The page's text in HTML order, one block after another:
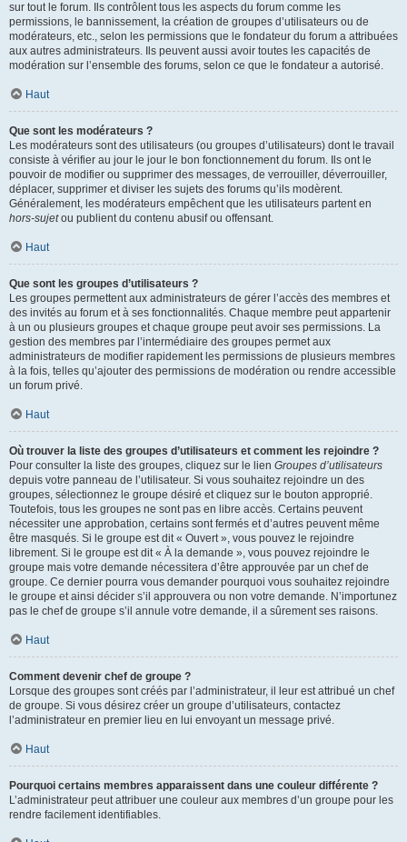
sur tout le forum. Ils contrôlent tous les aspects du forum comme les
permissions, le bannissement, la création de groupes d’utilisateurs ou de
modérateurs, etc., selon les permissions que le fondateur du forum a attribuées
aux autres administrateurs. Ils peuvent aussi avoir toutes les capacités de
modération sur l’ensemble des forums, selon ce que le fondateur a autorisé.
Haut
Que sont les modérateurs ?
Les modérateurs sont des utilisateurs (ou groupes d’utilisateurs) dont le travail
consiste à vérifier au jour le jour le bon fonctionnement du forum. Ils ont le
pouvoir de modifier ou supprimer des messages, de verrouiller, déverrouiller,
déplacer, supprimer et diviser les sujets des forums qu’ils modèrent.
Généralement, les modérateurs empêchent que les utilisateurs partent en
hors-sujetou publient du contenu abusif ou offensant.
Haut
Que sont les groupes d’utilisateurs ?
Les groupes permettent aux administrateurs de gérer l’accès des membres et
des invités au forum et à ses fonctionnalités. Chaque membre peut appartenir
à un ou plusieurs groupes et chaque groupe peut avoir ses permissions. La
gestion des membres par l’intermédiaire des groupes permet aux
administrateurs de modifier rapidement les permissions de plusieurs membres
à la fois, telles qu’ajouter des permissions de modération ou rendre accessible
un forum privé.
Haut
Où trouver la liste des groupes d’utilisateurs et comment les rejoindre ?
Pour consulter la liste des groupes, cliquez sur le lien Groupes d’utilisateurs
depuis votre panneau de l’utilisateur. Si vous souhaitez rejoindre un des
groupes, sélectionnez le groupe désiré et cliquez sur le bouton approprié.
Toutefois, tous les groupes ne sont pas en libre accès. Certains peuvent
nécessiter une approbation, certains sont fermés et d’autres peuvent même
être masqués. Si le groupe est dit « Ouvert », vous pouvez le rejoindre
librement. Si le groupe est dit « À la demande », vous pouvez rejoindre le
groupe mais votre demande nécessitera d’être approuvée par un chef de
groupe. Ce dernier pourra vous demander pourquoi vous souhaitez rejoindre
le groupe et ainsi décider s’il approuvera ou non votre demande. N’importunez
pas le chef de groupe s’il annule votre demande, il a sûrement ses raisons.
Haut
Comment devenir chef de groupe ?
Lorsque des groupes sont créés par l’administrateur, il leur est attribué un chef
de groupe. Si vous désirez créer un groupe d’utilisateurs, contactez
l’administrateur en premier lieu en lui envoyant un message privé.
Haut
Pourquoi certains membres apparaissent dans une couleur différente ?
L’administrateur peut attribuer une couleur aux membres d’un groupe pour les
rendre facilement identifiables.